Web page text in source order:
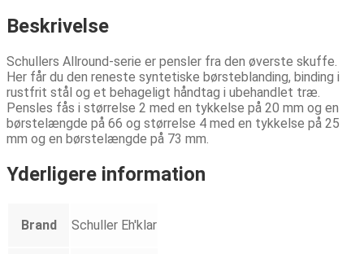
Beskrivelse
Schullers Allround-serie er pensler fra den øverste skuffe.
Her får du den reneste syntetiske børsteblanding, binding i
rustfrit stål og et behageligt håndtag i ubehandlet træ.
Pensles fås i størrelse 2 med en tykkelse på 20 mm og en
børstelængde på 66 og størrelse 4 med en tykkelse på 25
mm og en børstelængde på 73 mm.
Yderligere information
Brand Schuller Eh'klar